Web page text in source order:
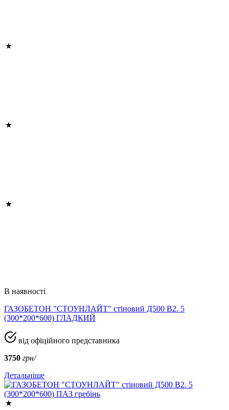
В наявності
ГАЗОБЕТОН "СТОУНЛАЙТ" стіновий Д500 В2. 5
(300*200*600) ГЛАДКИЙ
від офіційного представника
3750 грн/
Детальніше